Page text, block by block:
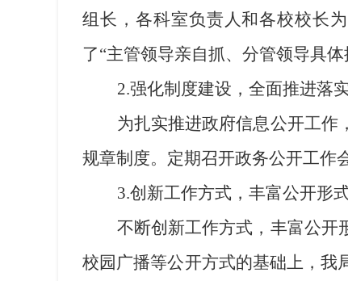
组长，各科室负责人和各校校长
了“主管领导亲自抓、分管领导具
2.强化制度建设，全面推进落
为扎实推进政府信息公开工作
规章制度。定期召开政务公开工作
3.创新工作方式，丰富公开形
不断创新工作方式，丰富公开
校园广播等公开方式的基础上，我